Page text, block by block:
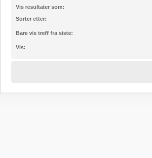
Vis resultater som:
Sorter etter:
Bare vis treff fra siste:
Vis: